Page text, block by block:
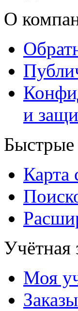
О
и
Быстрые
Карта
Учётная
Моя